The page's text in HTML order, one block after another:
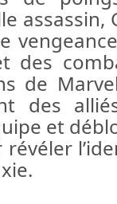
assassin,
des
de
des
et